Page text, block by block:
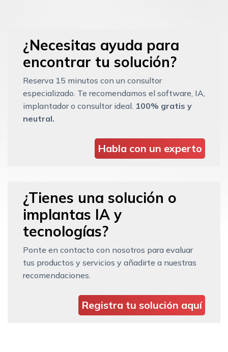
¿Necesitas ayuda para
encontrar tu solución?
Reserva 15 minutos con un consultor
especializado. Te recomendamos el software, IA,
implantador o consultor ideal. 100% gratis y
neutral.
Habla con un experto
¿Tienes una solución o
implantas IA y
tecnologías?
Ponte en contacto con nosotros para evaluar
tus productos y servicios y añadirte a nuestras
recomendaciones.
Registra tu solución aquí